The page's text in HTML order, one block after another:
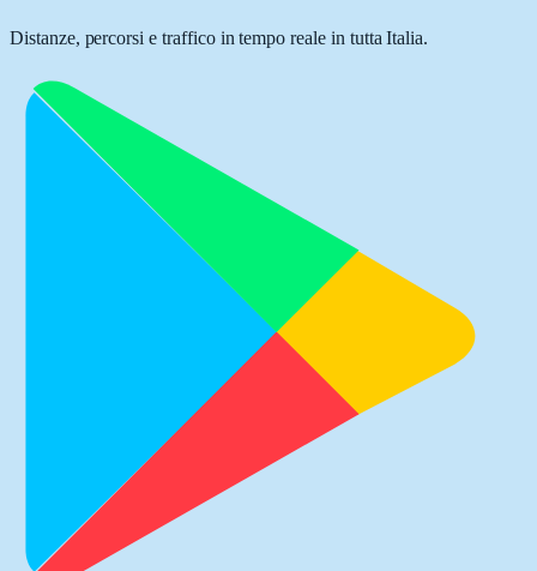
Distanze, percorsi e traffico in tempo reale in tutta Italia.